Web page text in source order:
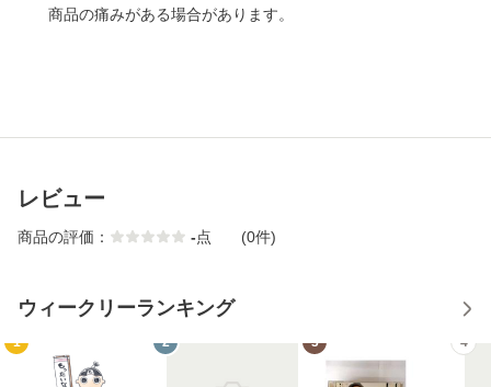
商品の痛みがある場合があります。
レビュー
商品の評価： -点 (0件)
ウィークリーランキング
1 2 3 4